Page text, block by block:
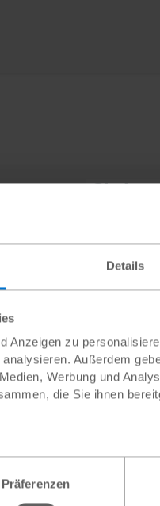
Details
Anzeigen zu
Außerdem
Werbung und
die Sie ihnen
Präferenzen
Sie
mehr, als Geld zu
zu schaffen. Das
interessieren. Und mit
eine zuverlässige